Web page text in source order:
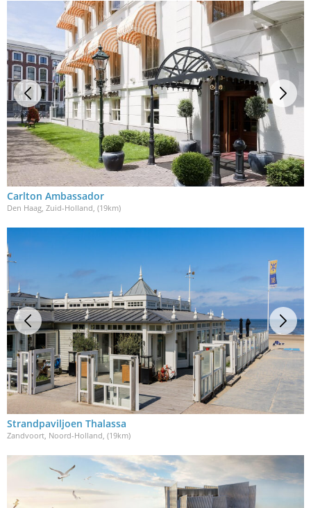
Carlton Ambassador
Den Haag, Zuid-Holland, (19km)
Strandpaviljoen Thalassa
Zandvoort, Noord-Holland , (19km)